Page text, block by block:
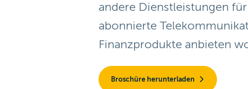
andere Dienstleistungen
abonnierte
Finanzprodukte anbieten
Broschüre herunterladen